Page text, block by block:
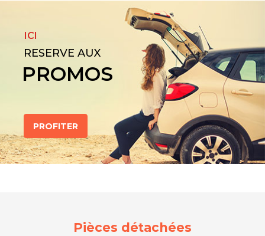
ICI
RESERVE AUX
PROMOS
PROFITER
Pièces détachées